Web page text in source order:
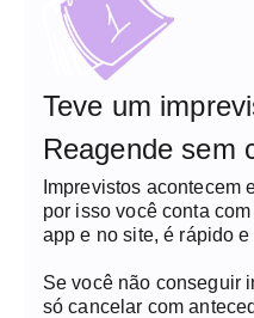
Teve um
Reagende sem
Imprevistos acontecem
por isso você conta
app e no site, é rápido e
Se você não conseguir
só cancelar com